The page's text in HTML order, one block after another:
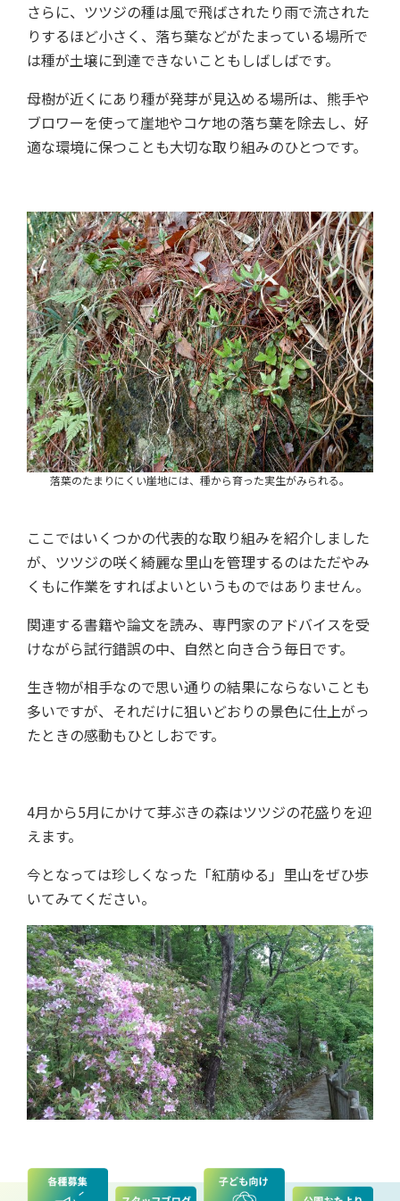
さらに、ツツジの種は風で飛ばされたり雨で流された
りするほど小さく、落ち葉などがたまっている場所で
は種が土壌に到達できないこともしばしばです。
母樹が近くにあり種が発芽が見込める場所は、熊手や
ブロワーを使って崖地やコケ地の落ち葉を除去し、好
適な環境に保つことも大切な取り組みのひとつです。
落葉のたまりにくい崖地には、種から育った実生がみられる。
ここではいくつかの代表的な取り組みを紹介しました
が、ツツジの咲く綺麗な里山を管理するのはただやみ
くもに作業をすればよいというものではありません。
関連する書籍や論文を読み、専門家のアドバイスを受
けながら試行錯誤の中、自然と向き合う毎日です。
生き物が相手なので思い通りの結果にならないことも
多いですが、それだけに狙いどおりの景色に仕上がっ
たときの感動もひとしおです。
4月から5月にかけて芽ぶきの森はツツジの花盛りを迎
えます。
今となっては珍しくなった「紅萠ゆる」里山をぜひ歩
いてみてください。